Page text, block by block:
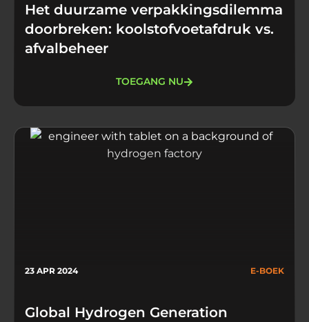
Het duurzame verpakkingsdilemma
doorbreken: koolstofvoetafdruk vs.
afvalbeheer
TOEGANG NU
23 APR 2024 E-BOEK
Global Hydrogen Generation